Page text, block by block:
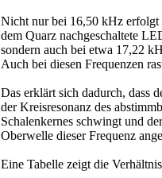
Nicht nur bei 16,50 kHz erfolgt
dem Quarz nachgeschaltete
sondern auch bei etwa 17,22
Auch bei diesen Frequenzen
Das erklärt sich dadurch, dass
der Kreisresonanz des
Schalenkernes schwingt und
Oberwelle dieser Frequenz
Eine Tabelle zeigt die